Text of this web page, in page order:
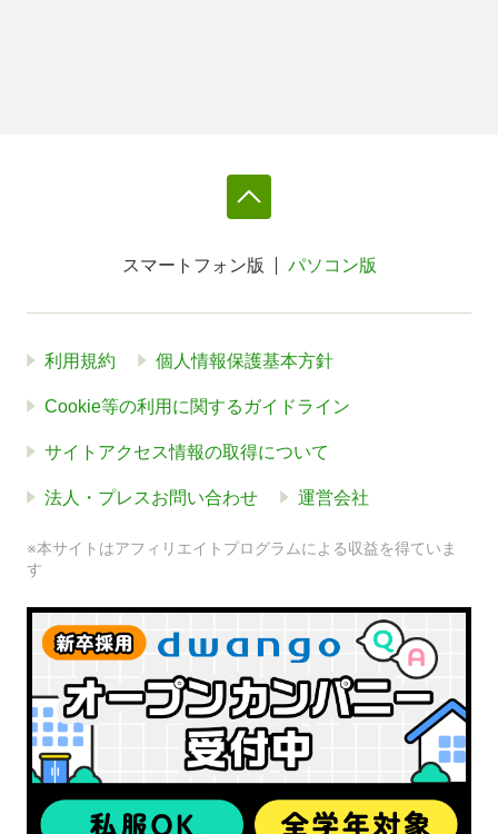
スマートフォン版 パソコン版
利用規約 個人情報保護基本方針
Cookie等の利用に関するガイドライン
サイトアクセス情報の取得について
法人・プレスお問い合わせ 運営会社
※本サイトはアフィリエイトプログラムによる収益を得ていま
す